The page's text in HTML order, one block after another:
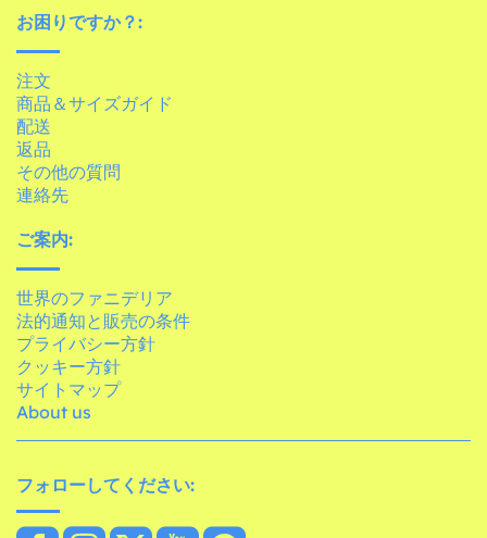
お困りですか？:
注文
商品＆サイズガイド
配送
返品
その他の質問
連絡先
ご案内:
世界のファニデリア
法的通知と販売の条件
プライバシー方針
クッキー方針
サイトマップ
About us
フォローしてください: